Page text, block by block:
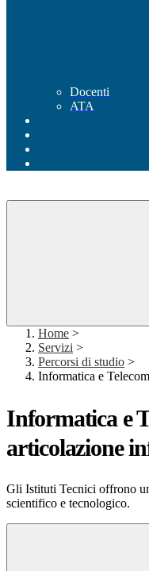
Docenti
ATA
Home >
Servizi >
Percorsi di studio >
Informatica e
Informatica e
articolazione
Gli Istituti Tecnici offrono
scientifico e tecnologico.